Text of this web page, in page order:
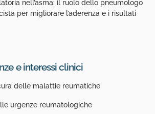
nell’asma: il ruolo dello pneumologo
per migliorare l’aderenza e i risultati
e interessi clinici
delle malattie reumatiche
urgenze reumatologiche